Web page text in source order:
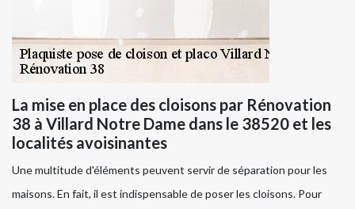
La mise en place des cloisons par Rénovation
38 à Villard Notre Dame dans le 38520 et les
localités avoisinantes
Une multitude d'éléments peuvent servir de séparation pour les
maisons. En fait, il est indispensable de poser les cloisons. Pour